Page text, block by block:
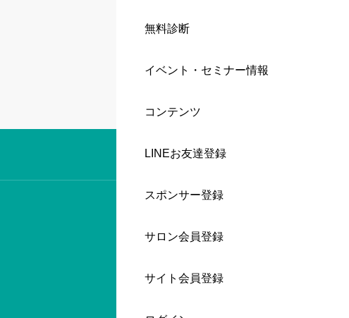
無料診断
イベント・セミナー情報
コンテンツ
LINEお友達登録
スポンサー登録
サロン会員登録
サイト会員登録